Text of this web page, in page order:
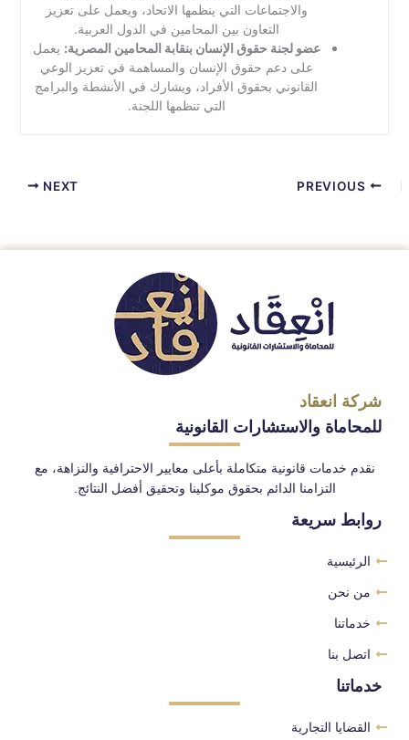
والاجتماعات التي ينظمها الاتحاد، ويعمل على تعزيز
التعاون بين المحامين في الدول العربية.
عضو لجنة حقوق الإنسان بنقابة المحامين المصرية: يعمل
على دعم حقوق الإنسان والمساهمة في تعزيز الوعي
القانوني بحقوق الأفراد، ويشارك في الأنشطة والبرامج
التي تنظمها اللجنة.
NEXT
شركة انعقاد
للمحاماة والاستشارات القانونية
نقدم خدمات قانونية متكاملة بأعلى معايير الاحترافية والنزاهة، مع
التزامنا الدائم بحقوق موكلينا وتحقيق أفضل النتائج.
روابط سريعة
الرئيسية
من نحن
خدماتنا
اتصل بنا
خدماتنا
القضايا التجارية